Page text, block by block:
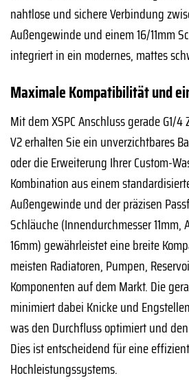
nahtlose und sichere Verbindung
Außengewinde und einem 16/11mm
integriert in ein modernes, mattes
Maximale Kompatibilität und
Mit dem XSPC Anschluss gerade G1/4
V2 erhalten Sie ein unverzichtbares
oder die Erweiterung Ihrer Custom-
Kombination aus einem
Außengewinde und der präzisen
Schläuche (Innendurchmesser 11mm,
16mm) gewährleistet eine breite
meisten Radiatoren, Pumpen,
Komponenten auf dem Markt. Die
minimiert dabei Knicke und
was den Durchfluss optimiert und
Dies ist entscheidend für eine
Hochleistungssystems.